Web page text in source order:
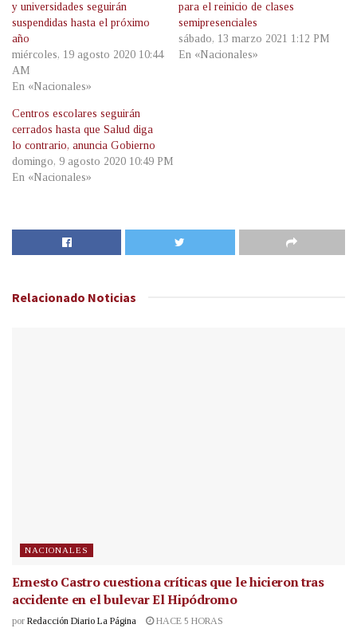
y universidades seguirán
suspendidas hasta el próximo
año
miércoles, 19 agosto 2020 10:44
AM
En «Nacionales»
para el reinicio de clases
semipresenciales
sábado, 13 marzo 2021 1:12 PM
En «Nacionales»
Centros escolares seguirán
cerrados hasta que Salud diga
lo contrario, anuncia Gobierno
domingo, 9 agosto 2020 10:49 PM
En «Nacionales»
Relacionado Noticias
NACIONALES
Ernesto Castro cuestiona críticas que le hicieron tras
accidente en el bulevar El Hipódromo
por Redacción Diario La Página HACE 5 HORAS